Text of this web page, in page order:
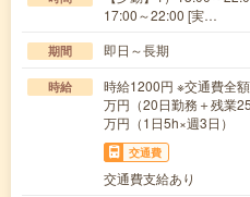
17:00～22:00 [実…
期間 即日～長期
時給
時給1200円 ※交通費全
万円（20日勤務＋残業
万円（1日5h×週3日）
交通費
交通費支給あり